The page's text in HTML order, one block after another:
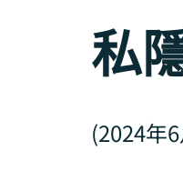
私
(2024年